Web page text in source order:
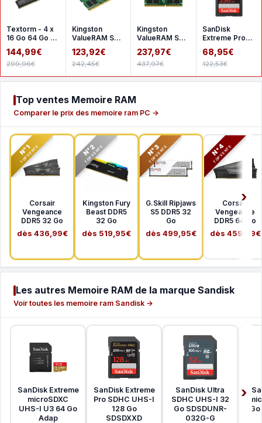
Textorm - 4 x
16 Go 64 Go -
DDR4 2666
MHz - CL19
144,99€
299,96€
Kingston
ValueRAM SO-
DIMM 16 Go
DDR4 3200
MHz CL22
123,92€
242,45€
Kingston
ValueRAM SO-
DIMM 32 Go
DDR4 3200
MHz CL22
237,97€
437,97€
SanDisk
Extreme Pro
SDHC UHS-I
256 Go
SDSDXXD-
68,95€
122,53€
Top ventes Memoire RAM
Comparer le prix des memoire ram PC →
N°1
TOP VENTE
Corsair
Vengeance
DDR5 32 Go
dès 436,99€
N°2
TOP VENTE
Kingston Fury
Beast DDR5
32 Go
dès 519,95€
N°3
TOP VENTE
G.Skill Ripjaws
S5 DDR5 32
Go
dès 499,95€
N°4
TOP VENTE
Corsair
Vengeance
DDR5 64 Go
dès 459,99€
Les autres Memoire RAM de la marque Sandisk
Voir toutes les memoire ram Sandisk →
SanDisk Extreme
microSDXC
UHS-I U3 64 Go
Adap
SanDisk Extreme
Pro SDHC UHS-I
128 Go
SDSDXXD
SanDisk Ultra
SDHC UHS-I 32
Go SDSDUNR-
032G-G